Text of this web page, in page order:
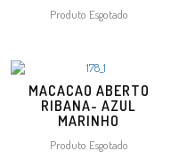
Produto Esgotado
MACACAO ABERTO
RIBANA- AZUL
MARINHO
Produto Esgotado